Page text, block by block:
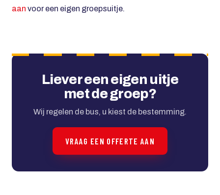
aan voor een eigen groepsuitje.
Liever een eigen uitje
met de groep?
Wij regelen de bus, u kiest de bestemming.
VRAAG EEN OFFERTE AAN